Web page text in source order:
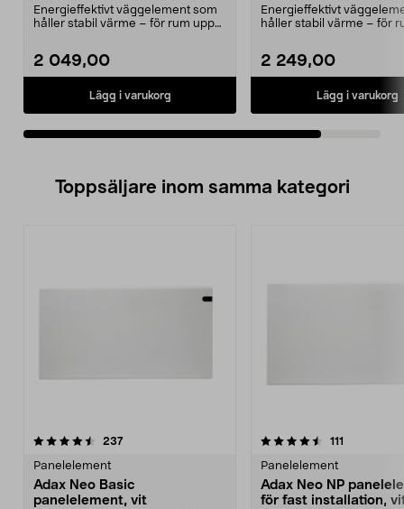
W
Energieffektivt väggelement som
håller stabil värme – för rum upp
2 049,00
Lägg i varukorg
W
Energieffektivt
håller stabil värme – för
2 249,00
Lägg i varukorg
Toppsäljare inom samma kategori
237recensioner
Panelelement
Adax Neo Basic
panelelement, vit
4.5 av 5 stjärnor 111
Panelelement
Adax Neo NP
för fast installation,
4.5 av 5 stjärnor